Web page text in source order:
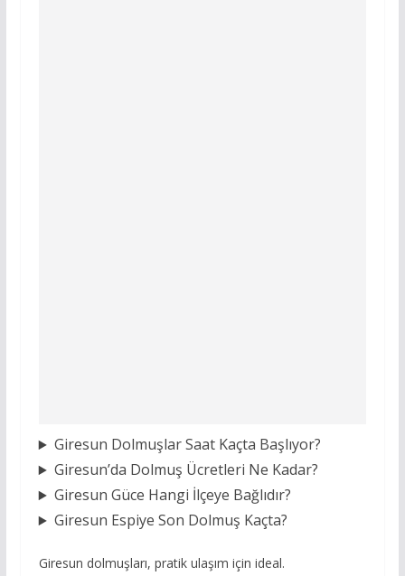
Giresun Dolmuşlar Saat Kaçta Başlıyor?
Giresun’da Dolmuş Ücretleri Ne Kadar?
Giresun Güce Hangi İlçeye Bağlıdır?
Giresun Espiye Son Dolmuş Kaçta?
Giresun dolmuşları, pratik ulaşım için ideal.